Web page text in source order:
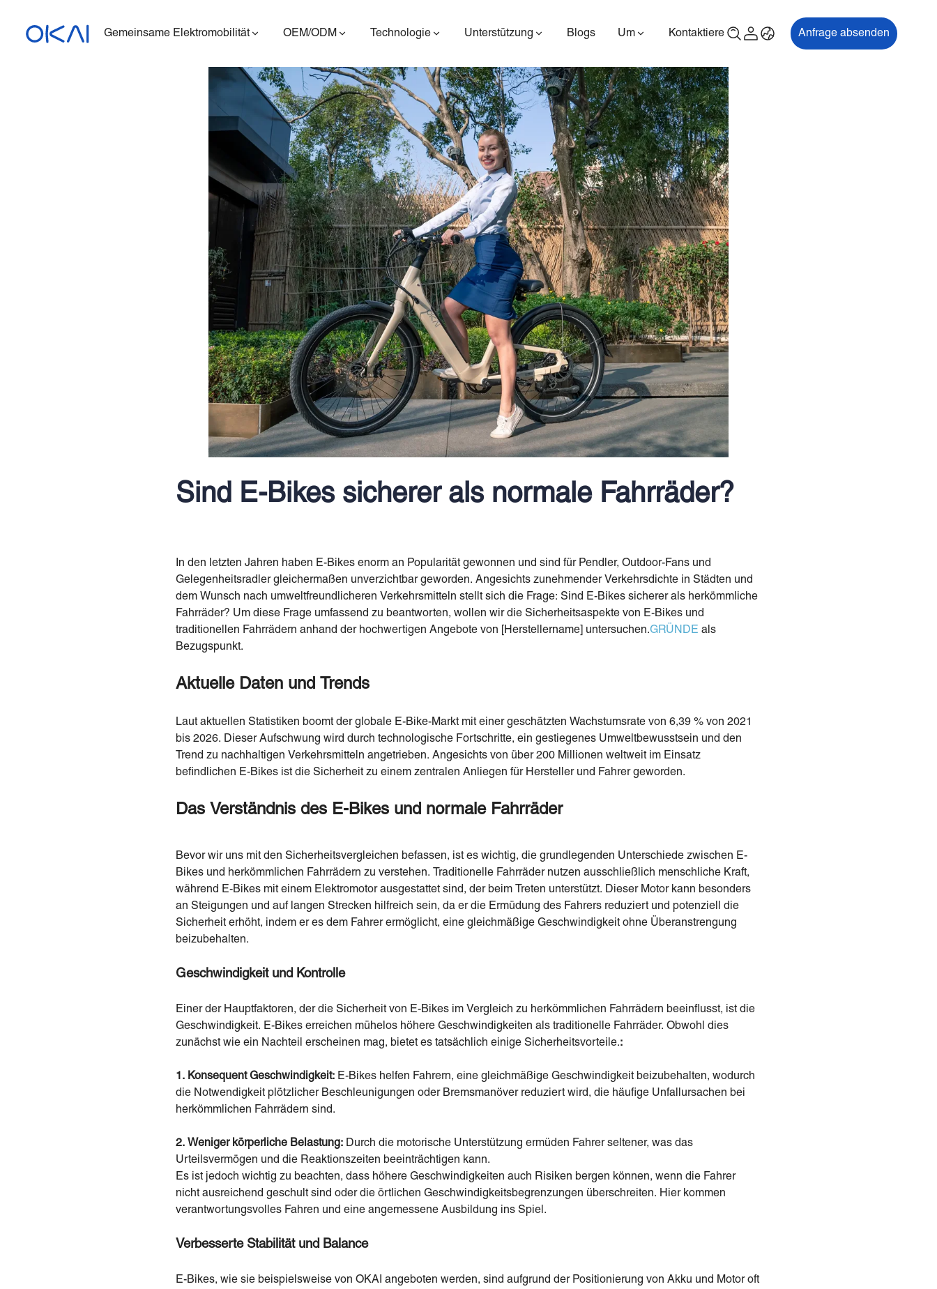
Gemeinsame Elektromobilität OEM/ODM Technologie Unterstützung Blogs Um Kontaktiere uns
ES400A ES400AV2 ES410 ES600P ES700
Anfrage absenden
Sind E-Bikes sicherer als normale Fahrräder?
In den letzten Jahren haben E-Bikes enorm an Popularität gewonnen und sind für Pendler, Outdoor-Fans und
Gelegenheitsradler gleichermaßen unverzichtbar geworden. Angesichts zunehmender Verkehrsdichte in Städten und
dem Wunsch nach umweltfreundlicheren Verkehrsmitteln stellt sich die Frage: Sind E-Bikes sicherer als herkömmliche
Fahrräder? Um diese Frage umfassend zu beantworten, wollen wir die Sicherheitsaspekte von E-Bikes und
traditionellen Fahrrädern anhand der hochwertigen Angebote von [Herstellername] untersuchen.GRÜNDE als
Bezugspunkt.
Aktuelle Daten und Trends
Laut aktuellen Statistiken boomt der globale E-Bike-Markt mit einer geschätzten Wachstumsrate von 6,39 % von 2021
bis 2026. Dieser Aufschwung wird durch technologische Fortschritte, ein gestiegenes Umweltbewusstsein und den
Trend zu nachhaltigen Verkehrsmitteln angetrieben. Angesichts von über 200 Millionen weltweit im Einsatz
befindlichen E-Bikes ist die Sicherheit zu einem zentralen Anliegen für Hersteller und Fahrer geworden.
Das Verständnis des E-Bikes und normale Fahrräder
Bevor wir uns mit den Sicherheitsvergleichen befassen, ist es wichtig, die grundlegenden Unterschiede zwischen E-
Bikes und herkömmlichen Fahrrädern zu verstehen. Traditionelle Fahrräder nutzen ausschließlich menschliche Kraft,
während E-Bikes mit einem Elektromotor ausgestattet sind, der beim Treten unterstützt. Dieser Motor kann besonders
an Steigungen und auf langen Strecken hilfreich sein, da er die Ermüdung des Fahrers reduziert und potenziell die
Sicherheit erhöht, indem er es dem Fahrer ermöglicht, eine gleichmäßige Geschwindigkeit ohne Überanstrengung
beizubehalten.
Geschwindigkeit und Kontrolle
Einer der Hauptfaktoren, der die Sicherheit von E-Bikes im Vergleich zu herkömmlichen Fahrrädern beeinflusst, ist die
Geschwindigkeit. E-Bikes erreichen mühelos höhere Geschwindigkeiten als traditionelle Fahrräder. Obwohl dies
zunächst wie ein Nachteil erscheinen mag, bietet es tatsächlich einige Sicherheitsvorteile.:
1. Konsequent Geschwindigkeit: E-Bikes helfen Fahrern, eine gleichmäßige Geschwindigkeit beizubehalten, wodurch
die Notwendigkeit plötzlicher Beschleunigungen oder Bremsmanöver reduziert wird, die häufige Unfallursachen bei
herkömmlichen Fahrrädern sind.
2. Weniger körperliche Belastung: Durch die motorische Unterstützung ermüden Fahrer seltener, was das
Urteilsvermögen und die Reaktionszeiten beeinträchtigen kann.
Es ist jedoch wichtig zu beachten, dass höhere Geschwindigkeiten auch Risiken bergen können, wenn die Fahrer
nicht ausreichend geschult sind oder die örtlichen Geschwindigkeitsbegrenzungen überschreiten. Hier kommen
verantwortungsvolles Fahren und eine angemessene Ausbildung ins Spiel.
Verbesserte Stabilität und Balance
E-Bikes, wie sie beispielsweise von OKAI angeboten werden, sind aufgrund der Positionierung von Akku und Motor oft